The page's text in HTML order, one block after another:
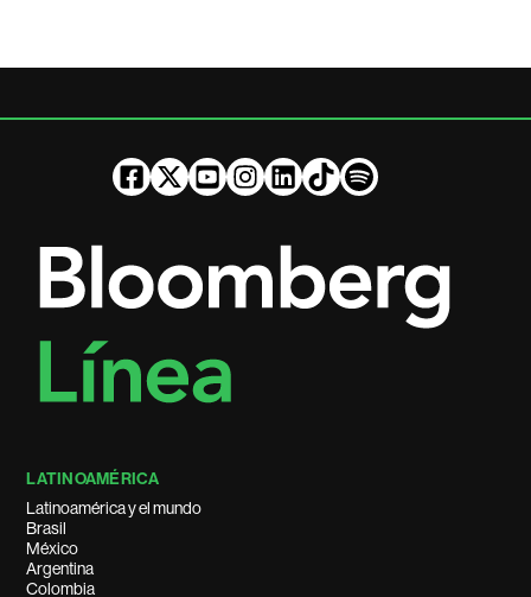
LATINOAMÉRICA
Latinoamérica y el mundo
Brasil
México
Argentina
Colombia